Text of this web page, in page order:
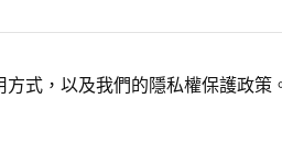
式，以及我們的隱私權保護政策